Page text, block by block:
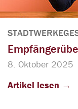
8. Oktober 2025
Artikel lesen